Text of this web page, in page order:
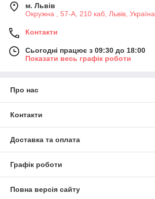
м. Львів
Окружна , 57-А, 210 каб, Львів, Україна
Контакти
Сьогодні працює з 09:30 до 18:00
Показати весь графік роботи
Про нас
Контакти
Доставка та оплата
Графік роботи
Повна версія сайту